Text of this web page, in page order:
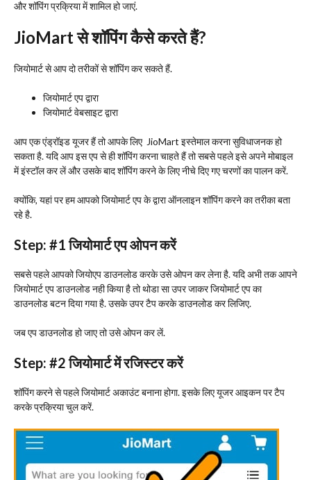
और शॉपिंग प्रक्रिया में शामिल हो जाएं.
JioMartसे शॉपिंग कैसे करते हैं?
जियोमार्ट से आप दो तरीकों से शॉपिंग कर सकते हैं.
जियोमार्ट एप द्वारा
जियोमार्ट वेबसाइट द्वारा
आप एक एंड्रॉइड यूजर हैं तो आपके लिए JioMart इस्तेमाल करना सुविधाजनक हो
सकता है. यदि आप इस एप से ही शॉपिंग करना चाहते हैं तो सबसे पहले इसे अपने मोबाइल
में इंस्टॉल कर लें और उसके बाद शॉपिंग करने के लिए नीचे दिए गए चरणों का पालन करें.
क्योंकि, यहां पर हम आपको जियोमार्ट एप के द्वारा ऑनलाइन शॉपिंग करने का तरीका बता
रहे है.
Step: #1जियोमार्ट एप ओपन करें
सबसे पहले आपको जियोएप डाउनलोड करके उसे ओपन कर लेना है. यदि अभी तक आपने
जियोमार्ट एप डाउनलोड नही किया है तो थोडा सा उपर जाकर जियोमार्ट एप का
डाउनलोड बटन दिया गया है. उसके उपर टैप करके डाउनलोड कर लिजिए.
जब एप डाउनलोड हो जाए तो उसे ओपन कर लें.
Step: #2जियोमार्ट में रजिस्टर करें
शॉपिंग करने से पहले जियोमार्ट अकाउंट बनाना होगा. इसके लिए यूजर आइकन पर टैप
करके प्रक्रिया चुल करें.